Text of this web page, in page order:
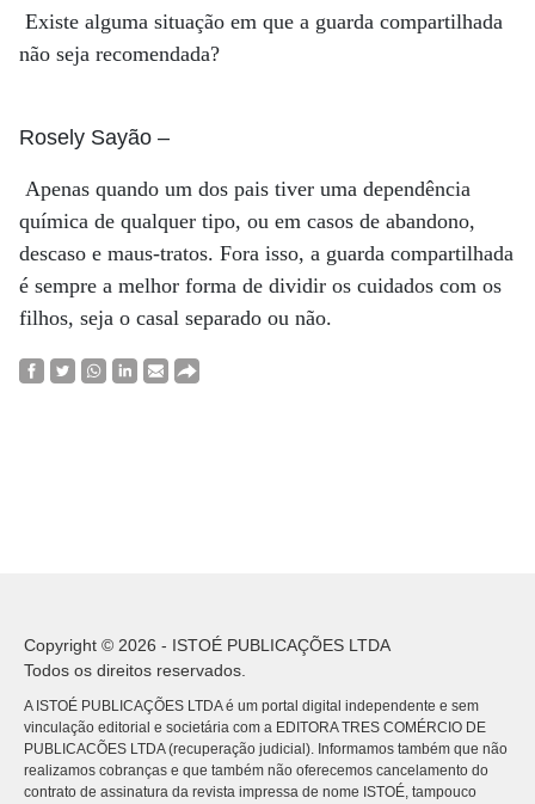
Existe alguma situação em que a guarda compartilhada
não seja recomendada?
Rosely Sayão –
Apenas quando um dos pais tiver uma dependência
química de qualquer tipo, ou em casos de abandono,
descaso e maus-tratos. Fora isso, a guarda compartilhada
é sempre a melhor forma de dividir os cuidados com os
filhos, seja o casal separado ou não.
Copyright © 2026 - ISTOÉ PUBLICAÇÕES LTDA
Todos os direitos reservados.
A ISTOÉ PUBLICAÇÕES LTDA é um portal digital independente e sem
vinculação editorial e societária com a EDITORA TRES COMÉRCIO DE
PUBLICACÕES LTDA (recuperação judicial). Informamos também que não
realizamos cobranças e que também não oferecemos cancelamento do
contrato de assinatura da revista impressa de nome ISTOÉ, tampouco